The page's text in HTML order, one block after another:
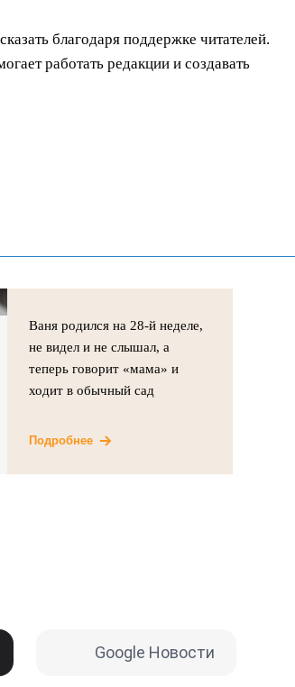
благодаря поддержке читателей.
работать редакции и создавать
Ваня родился на 28-й неделе,
не видел и не слышал, а
теперь говорит «мама» и
ходит в обычный сад
Подробнее
Google Новости